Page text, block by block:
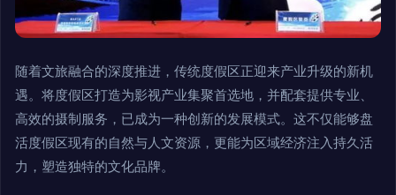
随着文旅融合的深度推进，传统度假区正迎来产业升级的新机
遇。将度假区打造为影视产业集聚首选地，并配套提供专业、
高效的摄制服务，已成为一种创新的发展模式。这不仅能够盘
活度假区现有的自然与人文资源，更能为区域经济注入持久活
力，塑造独特的文化品牌。